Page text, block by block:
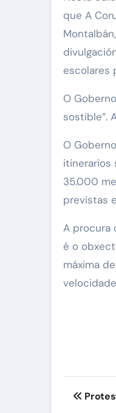
que A
escolares
O
sostible”.
O
itinerarios
35.000
previstas
A procura
é o
máxima